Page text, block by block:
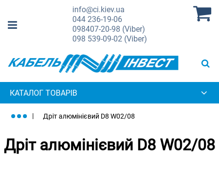
info@ci.kiev.ua
044236-19-06
098407-20-98 (Viber)
098 539-09-02 (Viber)
КАТАЛОГ ТОВАРІВ
Дріт алюмінієвий D8 W02/08
Дріт алюмінієвий D8 W02/08